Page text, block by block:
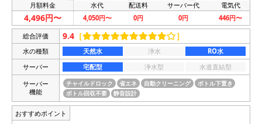
月額料金 水代 配送料 サーバー代 電気代
4,496円〜 4,050円〜 0円 0円 446円〜
総合評価 9.4 ［ ］
水の種類 天然水 浄水
RO水
サーバー
宅配型 浄水型
水道直結型
サーバー
機能
チャイルドロック 省エネ 自動クリーニング
ボトル下置き
ボトル回収不要
静音設計
おすすめポイント